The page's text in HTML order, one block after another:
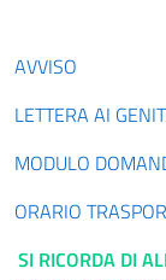
AVVISO
LETTERA AI
MODULO
ORARIO
SI RICORDA DI